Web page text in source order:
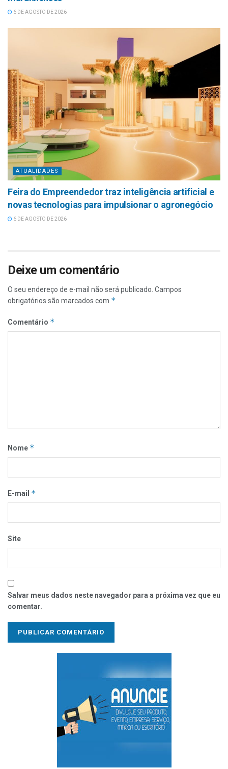
6 DE AGOSTO DE 2026
ATUALIDADES
Feira do Empreendedor traz inteligência artificial e
novas tecnologias para impulsionar o agronegócio
6 DE AGOSTO DE 2026
Deixe um comentário
O seu endereço de e-mail não será publicado. Campos
obrigatórios são marcados com *
Comentário *
Nome *
E-mail *
Site
Salvar meus dados neste navegador para a próxima vez que eu
comentar.